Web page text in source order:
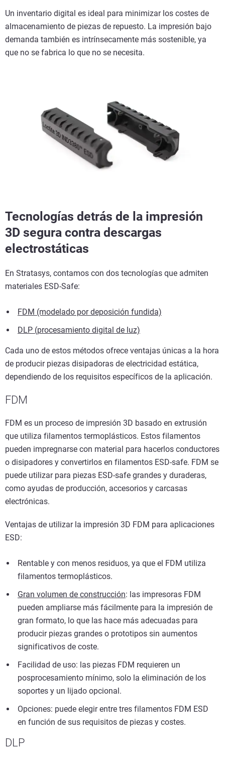
Un inventario digital es ideal para minimizar los costes de
almacenamiento de piezas de repuesto. La impresión bajo
demanda también es intrínsecamente más sostenible, ya
que no se fabrica lo que no se necesita.
Tecnologías detrás de la impresión
3D segura contra descargas
electrostáticas
En Stratasys, contamos con dos tecnologías que admiten
materiales ESD-Safe:
FDM (modelado por deposición fundida)
DLP (procesamiento digital de luz)
Cada uno de estos métodos ofrece ventajas únicas a la hora
de producir piezas disipadoras de electricidad estática,
dependiendo de los requisitos específicos de la aplicación.
FDM
FDM es un proceso de impresión 3D basado en extrusión
que utiliza filamentos termoplásticos. Estos filamentos
pueden impregnarse con material para hacerlos conductores
o disipadores y convertirlos en filamentos ESD-safe. FDM se
puede utilizar para piezas ESD-safe grandes y duraderas,
como ayudas de producción, accesorios y carcasas
electrónicas.
Ventajas de utilizar la impresión 3D FDM para aplicaciones
ESD:
Rentable y con menos residuos, ya que el FDM utiliza
filamentos termoplásticos.
Gran volumen de construcción: las impresoras FDM
pueden ampliarse más fácilmente para la impresión de
gran formato, lo que las hace más adecuadas para
producir piezas grandes o prototipos sin aumentos
significativos de coste.
Facilidad de uso: las piezas FDM requieren un
posprocesamiento mínimo, solo la eliminación de los
soportes y un lijado opcional.
Opciones: puede elegir entre tres filamentos FDM ESD
en función de sus requisitos de piezas y costes.
DLP